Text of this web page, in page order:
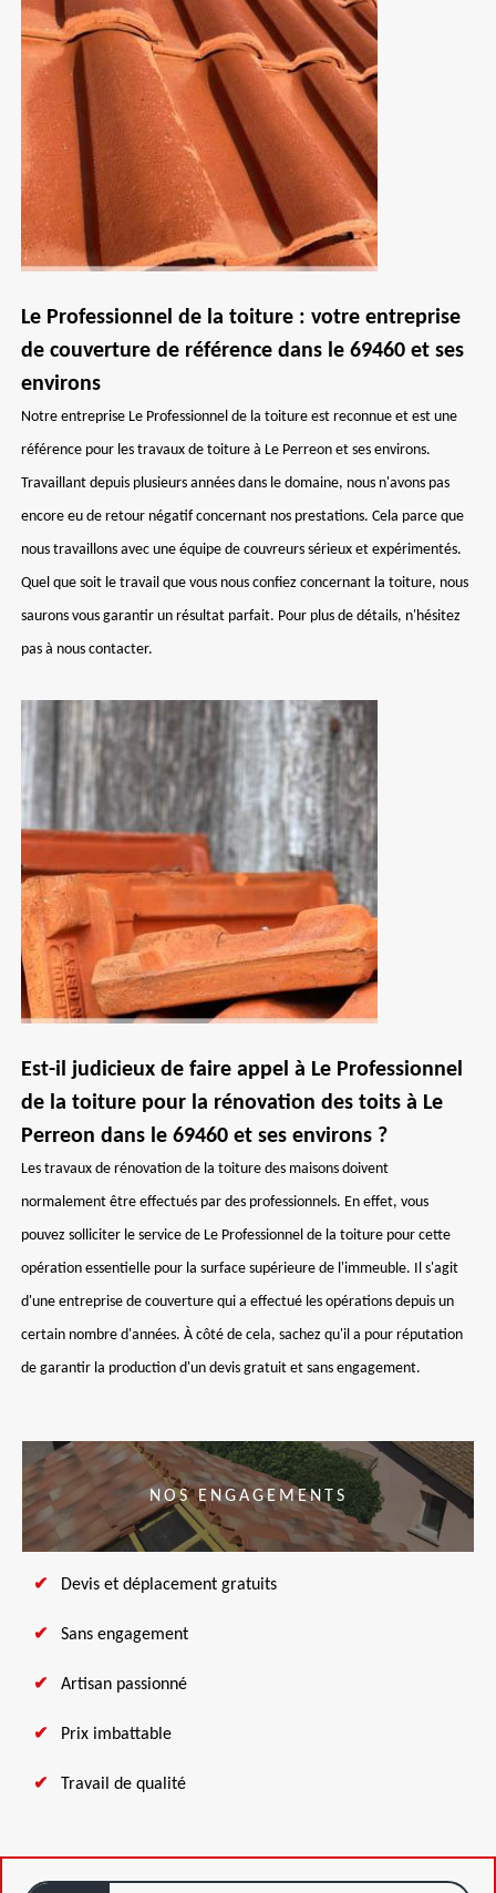
Le Professionnel de la toiture : votre entreprise
de couverture de référence dans le 69460 et ses
environs
Notre entreprise Le Professionnel de la toiture est reconnue et est une
référence pour les travaux de toiture à Le Perreon et ses environs.
Travaillant depuis plusieurs années dans le domaine, nous n'avons pas
encore eu de retour négatif concernant nos prestations. Cela parce que
nous travaillons avec une équipe de couvreurs sérieux et expérimentés.
Quel que soit le travail que vous nous confiez concernant la toiture, nous
saurons vous garantir un résultat parfait. Pour plus de détails, n'hésitez
pas à nous contacter.
Est-il judicieux de faire appel à Le Professionnel
de la toiture pour la rénovation des toits à Le
Perreon dans le 69460 et ses environs ?
Les travaux de rénovation de la toiture des maisons doivent
normalement être effectués par des professionnels. En effet, vous
pouvez solliciter le service de Le Professionnel de la toiture pour cette
opération essentielle pour la surface supérieure de l'immeuble. Il s'agit
d'une entreprise de couverture qui a effectué les opérations depuis un
certain nombre d'années. À côté de cela, sachez qu'il a pour réputation
de garantir la production d'un devis gratuit et sans engagement.
NOS ENGAGEMENTS
Devis et déplacement gratuits
Sans engagement
Artisan passionné
Prix imbattable
Travail de qualité